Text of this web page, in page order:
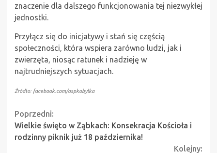
znaczenie dla dalszego funkcjonowania tej niezwykłej
jednostki.
Przyłącz się do inicjatywy i stań się częścią
społeczności, która wspiera zarówno ludzi, jak i
zwierzęta, niosąc ratunek i nadzieję w
najtrudniejszych sytuacjach.
Źródło: facebook.com/ospkobylka
Continue
Reading
Poprzedni:
Wielkie święto w Ząbkach: Konsekracja Kościoła i
rodzinny piknik już 18 października!
Kolejny: